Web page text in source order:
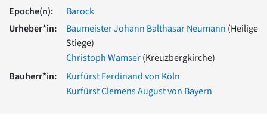
Romanik
Vorromanik
Römische Antike
Über baukunst-nrw
Fachbeirat
Freunde & Förderer
Epoche(n):
Barock
Urheber*in:
Baumeister Johann Balthasar Neumann (Heilige
Stiege)
Christoph Wamser(Kreuzbergkirche)
Bauherr*in:
Kurfürst Ferdinand von Köln
Kurfürst Clemens August von Bayern